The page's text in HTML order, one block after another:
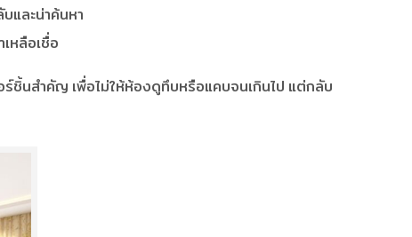
และน่าค้นหา
หลือเชื่อ
ร์ชิ้นสำคัญ เพื่อไม่ให้ห้องดูทึบหรือแคบจนเกินไป แต่กลับ